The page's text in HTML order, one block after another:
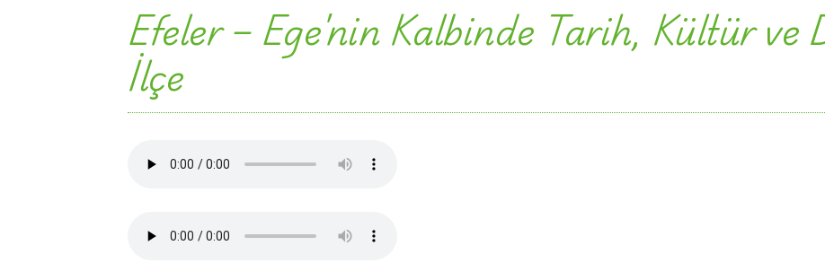
Efeler – Ege'nin Kalbinde Tarih, Kültür ve
İlçe